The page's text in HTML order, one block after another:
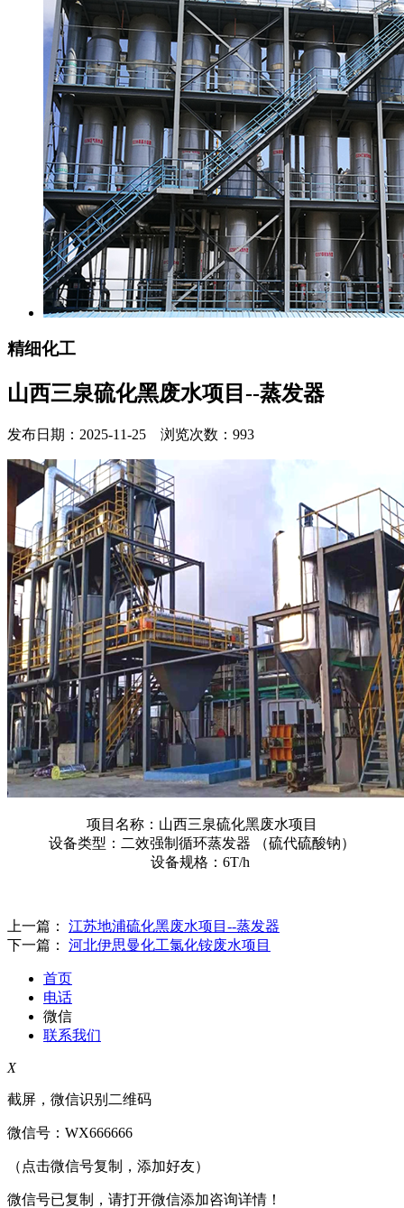
精细化工
山西三泉硫化黑废水项目--蒸发器
发布日期：2025-11-25 浏览次数：993
项目名称：山西三泉硫化黑废水项目
设备类型：二效强制循环蒸发器 （硫代硫酸钠）
设备规格：6T/h
上一篇： 江苏地浦硫化黑废水项目--蒸发器
下一篇： 河北伊思曼化工氯化铵废水项目
首页
电话
微信
联系我们
X
截屏，微信识别二维码
微信号： WX666666
（点击微信号复制，添加好友）
微信号已复制，请打开微信添加咨询详情！